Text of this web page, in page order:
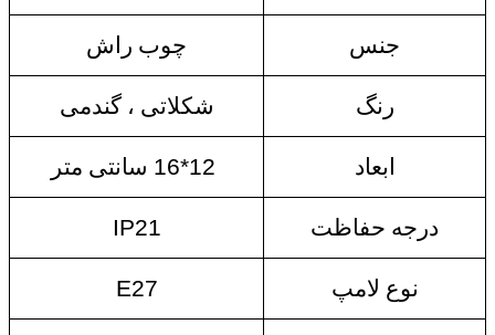
جنس چوب راش
رنگ شکلاتی ، گندمی
ابعاد 16*12 سانتی متر
درجه حفاظت IP21
نوع لامپ E27